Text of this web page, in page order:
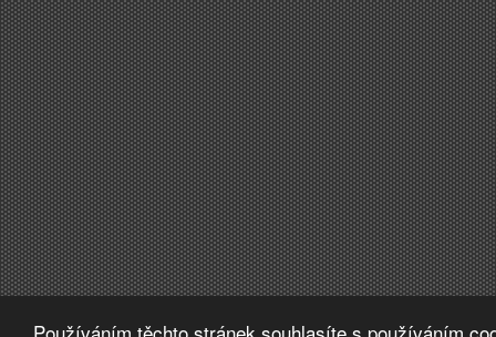
Používáním těchto stránek souhlasíte s používáním